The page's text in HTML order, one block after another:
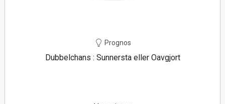
Prognos
Dubbelchans : Sunnersta eller Oavgjort